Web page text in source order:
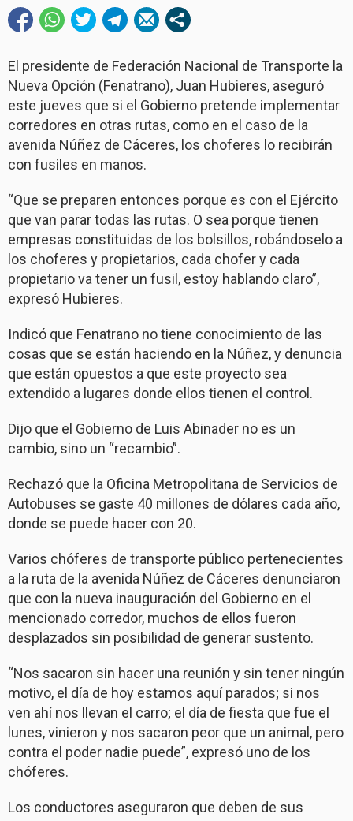
El presidente de Federación Nacional de Transporte la
Nueva Opción (Fenatrano), Juan Hubieres, aseguró
este jueves que si el Gobierno pretende implementar
corredores en otras rutas, como en el caso de la
avenida Núñez de Cáceres, los choferes lo recibirán
con fusiles en manos.
“Que se preparen entonces porque es con el Ejército
que van parar todas las rutas. O sea porque tienen
empresas constituidas de los bolsillos, robándoselo a
los choferes y propietarios, cada chofer y cada
propietario va tener un fusil, estoy hablando claro”,
expresó Hubieres.
Indicó que Fenatrano no tiene conocimiento de las
cosas que se están haciendo en la Núñez, y denuncia
que están opuestos a que este proyecto sea
extendido a lugares donde ellos tienen el control.
Dijo que el Gobierno de Luis Abinader no es un
cambio, sino un “recambio”.
Rechazó que la Oficina Metropolitana de Servicios de
Autobuses se gaste 40 millones de dólares cada año,
donde se puede hacer con 20.
Varios chóferes de transporte público pertenecientes
a la ruta de la avenida Núñez de Cáceres denunciaron
que con la nueva inauguración del Gobierno en el
mencionado corredor, muchos de ellos fueron
desplazados sin posibilidad de generar sustento.
“Nos sacaron sin hacer una reunión y sin tener ningún
motivo, el día de hoy estamos aquí parados; si nos
ven ahí nos llevan el carro; el día de fiesta que fue el
lunes, vinieron y nos sacaron peor que un animal, pero
contra el poder nadie puede”, expresó uno de los
chóferes.
Los conductores aseguraron que deben de sus